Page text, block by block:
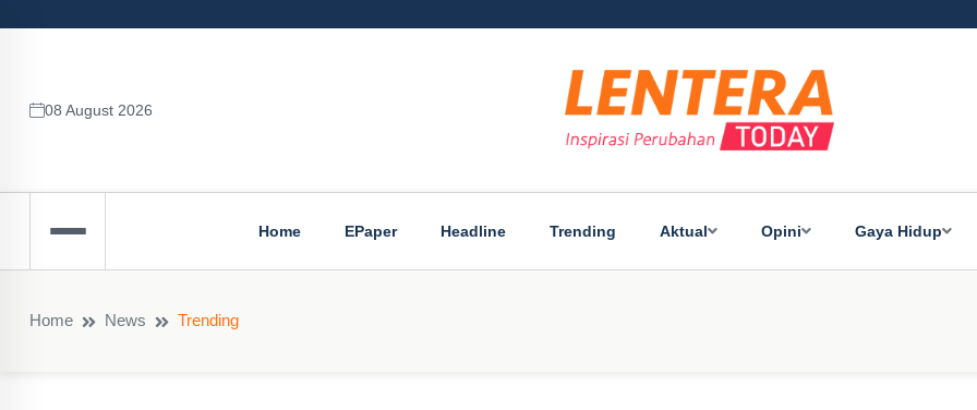
08 August 2026
Home EPaper Headline Trending Aktual Opini Gaya Hidup
Home News Trending